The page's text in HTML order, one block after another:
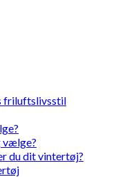
friluftslivsstil
vælge?
du dit vintertøj?